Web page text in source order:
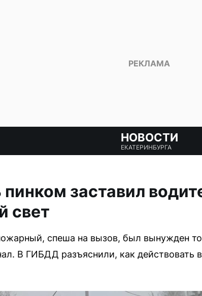
НОВОСТИ
ЕКАТЕРИНБУРГА
заставил
свет
спеша на вызов, был вынужден
В ГИБДД разъяснили, как действовать